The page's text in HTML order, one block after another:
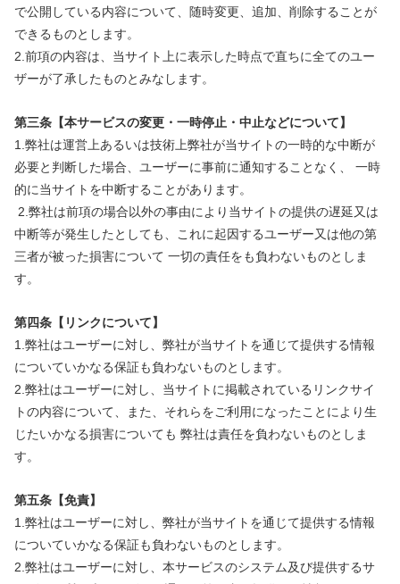
で公開している内容について、随時変更、追加、削除することが
できるものとします。
2.前項の内容は、当サイト上に表示した時点で直ちに全てのユー
ザーが了承したものとみなします。
第三条【本サービスの変更・一時停止・中止などについて】
1.弊社は運営上あるいは技術上弊社が当サイトの一時的な中断が
必要と判断した場合、ユーザーに事前に通知することなく、 一時
的に当サイトを中断することがあります。
2.弊社は前項の場合以外の事由により当サイトの提供の遅延又は
中断等が発生したとしても、これに起因するユーザー又は他の第
三者が被った損害について 一切の責任をも負わないものとしま
す。
第四条【リンクについて】
1.弊社はユーザーに対し、弊社が当サイトを通じて提供する情報
についていかなる保証も負わないものとします。
2.弊社はユーザーに対し、当サイトに掲載されているリンクサイ
トの内容について、また、それらをご利用になったことにより生
じたいかなる損害についても 弊社は責任を負わないものとしま
す。
第五条【免責】
1.弊社はユーザーに対し、弊社が当サイトを通じて提供する情報
についていかなる保証も負わないものとします。
2.弊社はユーザーに対し、本サービスのシステム及び提供するサ